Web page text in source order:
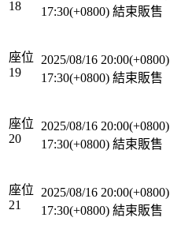
18
17:30(+0800) 結束販售
座位
19
2025/08/16 20:00(+0800)
17:30(+0800) 結束販售
座位
20
2025/08/16 20:00(+0800)
17:30(+0800) 結束販售
座位
21
2025/08/16 20:00(+0800)
17:30(+0800) 結束販售